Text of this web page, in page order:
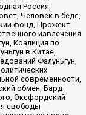
Россия,
Человек в беде,
фонд, Прожект
извлечения
Коалиция по
в Китае,
Фалуньгун,
современности,
обмен, Бард
Оксфордский
свободы